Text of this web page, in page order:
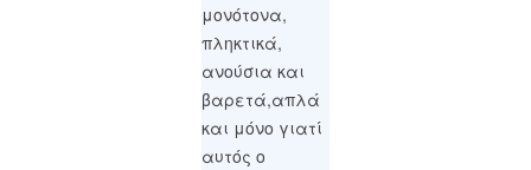
μονότονα,
πληκτικά,
ανούσια και
βαρετά,απλά
και μόνο γιατί
αυτός ο